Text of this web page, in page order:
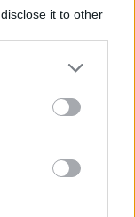
it to other
or more Google
may click to
party tags to
in below Google